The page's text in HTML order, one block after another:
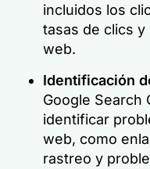
incluidos los
tasas de clics y
web.
Identificación
Google Search
identificar
web, como
rastreo y